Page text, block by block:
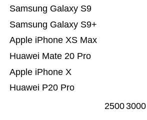
Huawei P20 Pro
Apple iPhone X
Huawei Mate 20 Pro
Apple iPhone XS Max
Samsung Galaxy S9+
Samsung Galaxy S9
25003000